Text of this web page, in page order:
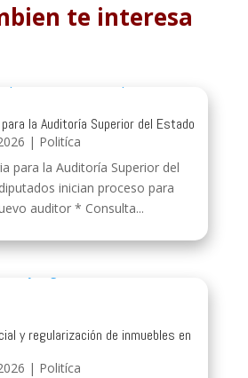
te interesa
la Auditoría Superior del Estado
| Politíca
para la Auditoría Superior del
inician proceso para
auditor * Consulta...
y regularización de inmuebles en
| Politíca